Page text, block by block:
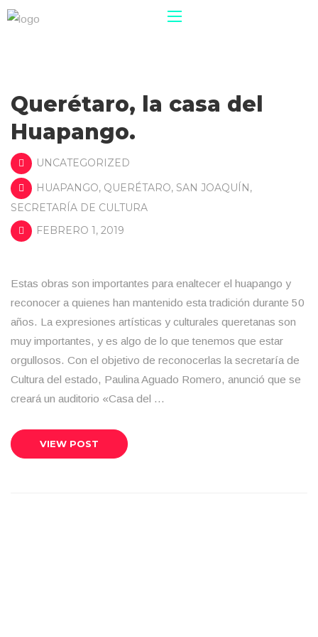
Querétaro, la casa del
Huapango.
UNCATEGORIZED
HUAPANGO, QUERÉTARO, SAN JOAQUÍN,
SECRETARÍA DE CULTURA
FEBRERO 1, 2019
Estas obras son importantes para enaltecer el huapango y
reconocer a quienes han mantenido esta tradición durante 50
años. La expresiones artísticas y culturales queretanas son
muy importantes, y es algo de lo que tenemos que estar
orgullosos. Con el objetivo de reconocerlas la secretaría de
Cultura del estado, Paulina Aguado Romero, anunció que se
creará un auditorio «Casa del …
VIEW POST